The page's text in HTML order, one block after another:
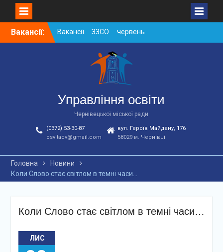
SkipВакансії:
Вакансії у ЗДО та
дошкільних підрозділах
ЗЗСО станом на
01.08.2026 р.
Вакансії ЗЗСО серпень
Вакансії ЗЗСО червень
2026
Управління освіти
Чернівецької міської ради
(0372) 53-30-87
osvitacv@gmail.com
вул. Героїв Майдану, 176
58029 м. Чернівці
Головна
Новини
Коли Слово стає світлом в темні часи…
Коли Слово стає світлом в темні часи…
ЛИС